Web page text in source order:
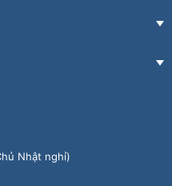
Nhật nghỉ)